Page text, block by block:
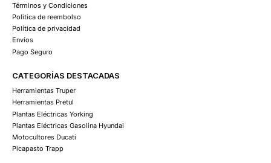
Términos y Condiciones
Politica de reembolso
Política de privacidad
Envíos
Pago Seguro
CATEGORÍAS DESTACADAS
Herramientas Truper
Herramientas Pretul
Plantas Eléctricas Yorking
Plantas Eléctricas Gasolina Hyundai
Motocultores Ducati
Picapasto Trapp